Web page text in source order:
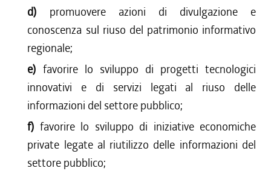
d) promuovere azioni di divulgazione e
conoscenza sul riuso del patrimonio informativo
regionale;
e) favorire lo sviluppo di progetti tecnologici
innovativi e di servizi legati al riuso delle
informazioni del settore pubblico;
f) favorire lo sviluppo di iniziative economiche
private legate al riutilizzo delle informazioni del
settore pubblico;